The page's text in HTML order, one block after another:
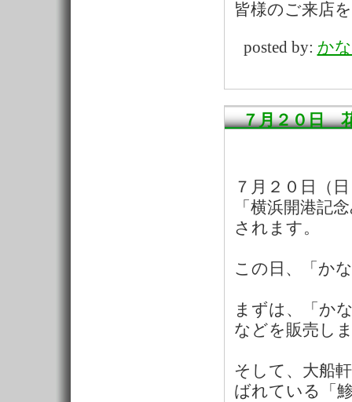
皆様のご来店
posted by: か
７月２０日
７月２０日（
「横浜開港記
されます。
この日、「か
まずは、「か
などを販売し
そして、大船
ばれている「